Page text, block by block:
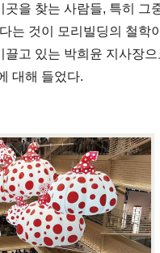
을 찾는 사람들, 특히 그
는 것이 모리빌딩의 철학
고 있는 박희윤 지사장
대해 들었다.